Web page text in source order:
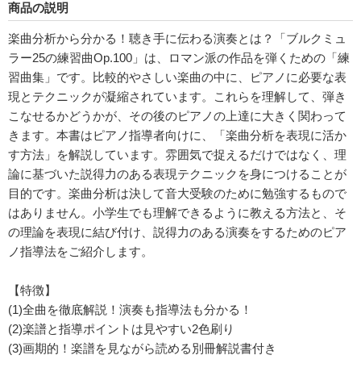
商品の説明
楽曲分析から分かる！聴き手に伝わる演奏とは？「ブルクミュ
ラー25の練習曲Op.100」は、ロマン派の作品を弾くための「練
習曲集」です。比較的やさしい楽曲の中に、ピアノに必要な表
現とテクニックが凝縮されています。これらを理解して、弾き
こなせるかどうかが、その後のピアノの上達に大きく関わって
きます。本書はピアノ指導者向けに、「楽曲分析を表現に活か
す方法」を解説しています。雰囲気で捉えるだけではなく、理
論に基づいた説得力のある表現テクニックを身につけることが
目的です。楽曲分析は決して音大受験のために勉強するもので
はありません。小学生でも理解できるように教える方法と、そ
の理論を表現に結び付け、説得力のある演奏をするためのピア
ノ指導法をご紹介します。
【特徴】
(1)全曲を徹底解説！演奏も指導法も分かる！
(2)楽譜と指導ポイントは見やすい2色刷り
(3)画期的！楽譜を見ながら読める別冊解説書付き